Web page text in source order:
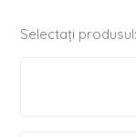
Selectați produsul: